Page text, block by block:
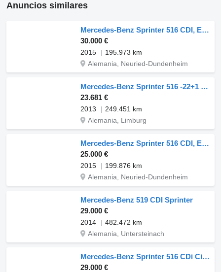
Anuncios similares
Mercedes-Benz Sprinter 516 CDI, Euro6,(513,519)
30.000 €
2015
195.973 km
Alemania, Neuried-Dundenheim
Mercedes-Benz Sprinter 516 -22+1 Länge 7,35 m
23.681 €
2013
249.451 km
Alemania, Limburg
Mercedes-Benz Sprinter 516 CDI, Euro6,(513,519) 2 Stück
25.000 €
2015
199.876 km
Alemania, Neuried-Dundenheim
Mercedes-Benz 519 CDI Sprinter
29.000 €
2014
482.472 km
Alemania, Untersteinach
Mercedes-Benz Sprinter 516 CDi City 65
29.000 €